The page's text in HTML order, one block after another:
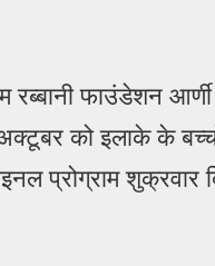
फाउंडेशन
को इलाके के
प्रोग्राम